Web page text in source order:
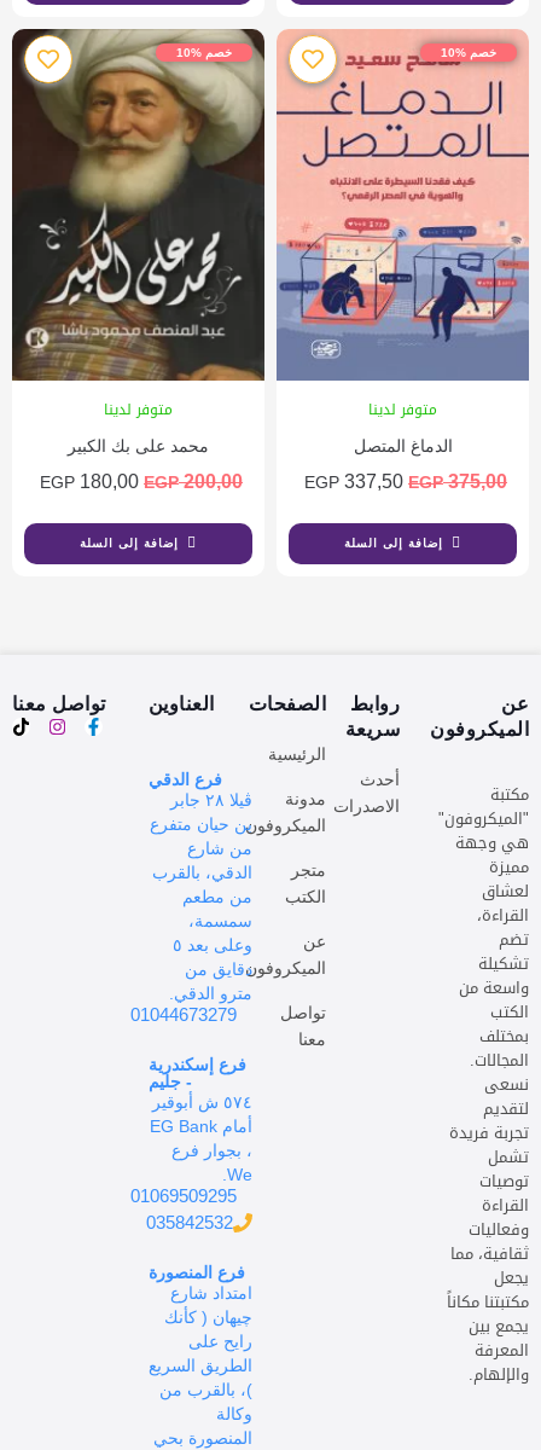
خصم %10
متوفر لدينا
الدماغ المتصل
375,00
EGP
337,50
EGP
إضافة إلى السلة
خصم %10
متوفر لدينا
محمد على بك الكبير
200,00
EGP
180,00
EGP
إضافة إلى السلة
عن
الميكروفون
مكتبة
"الميكروفون"
هي وجهة
مميزة
لعشاق
القراءة،
تضم
تشكيلة
واسعة من
الكتب
بمختلف
المجالات.
نسعى
لتقديم
تجربة فريدة
تشمل
توصيات
القراءة
وفعاليات
ثقافية، مما
يجعل
مكتبتنا مكاناً
يجمع بين
المعرفة
والإلهام.
روابط
سريعة
أحدث
الاصدرات
الصفحات
الرئيسية
مدونة
الميكروفون
متجر
الكتب
عن
الميكروفون
تواصل
معنا
العناوين
فرع الدقي
ڤيلا ٢٨ جابر
بن حيان متفرع
من شارع
الدقي، بالقرب
من مطعم
سمسمة،
وعلى بعد ٥
دقايق من
مترو الدقي.
01044673279
فرع إسكندرية
- جليم
٥٧٤ ش أبوقير
أمام EG Bank
، بجوار فرع
We.
01069509295
035842532
فرع المنصورة
امتداد شارع
چيهان ( كأنك
رايح على
الطريق السريع
)، بالقرب من
وكالة
المنصورة بحي
تواصل معنا